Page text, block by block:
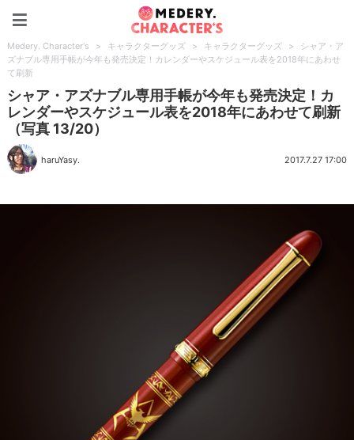
Medery. Character's > キャラクターグッズ > キャラクターグッズ >
シャア・ア
ズナブル専用手帳が今年も発売決定！カレンダーやスケジュール表を2018年にあわせ
て刷新
シャア・アズナブル専用手帳が今年も発売決定！カ
レンダーやスケジュール表を2018年にあわせて刷新
（写真 13/20）
haruYasy. 2017.7.27 17:00